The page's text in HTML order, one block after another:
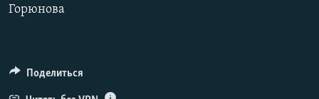
Горюнова
Поделиться